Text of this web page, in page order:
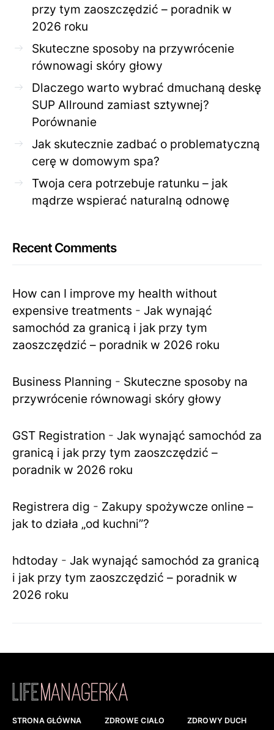
przy tym zaoszczędzić – poradnik w
2026 roku
Skuteczne sposoby na przywrócenie
równowagi skóry głowy
Dlaczego warto wybrać dmuchaną deskę
SUP Allround zamiast sztywnej?
Porównanie
Jak skutecznie zadbać o problematyczną
cerę w domowym spa?
Twoja cera potrzebuje ratunku – jak
mądrze wspierać naturalną odnowę
Recent Comments
How can I improve my health without
expensive treatments - Jak wynająć
samochód za granicą i jak przy tym
zaoszczędzić – poradnik w 2026 roku
Business Planning - Skuteczne sposoby na
przywrócenie równowagi skóry głowy
GST Registration - Jak wynająć samochód za
granicą i jak przy tym zaoszczędzić –
poradnik w 2026 roku
Registrera dig - Zakupy spożywcze online –
jak to działa „od kuchni”?
hdtoday - Jak wynająć samochód za granicą
i jak przy tym zaoszczędzić – poradnik w
2026 roku
STRONA GŁÓWNA ZDROWE CIAŁO ZDROWY DUCH